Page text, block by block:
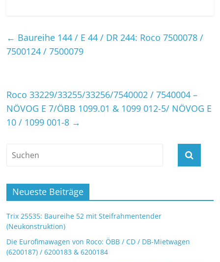
← Baureihe 144 / E 44 / DR 244: Roco 7500078 /
7500124 / 7500079
Roco 33229/33255/33256/7540002 / 7540004 –
NÖVOG E 7/ÖBB 1099.01 & 1099 012-5/ NÖVOG E
10 / 1099 001-8 →
Neueste Beiträge
Trix 25535: Baureihe 52 mit Steifrahmentender
(Neukonstruktion)
Die Eurofimawagen von Roco: ÖBB / CD / DB-Mietwagen
(6200187) / 6200183 & 6200184